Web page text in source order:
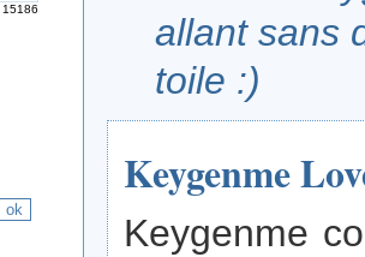
allant sans
toile :)
Keygenme
Keygenme
15186